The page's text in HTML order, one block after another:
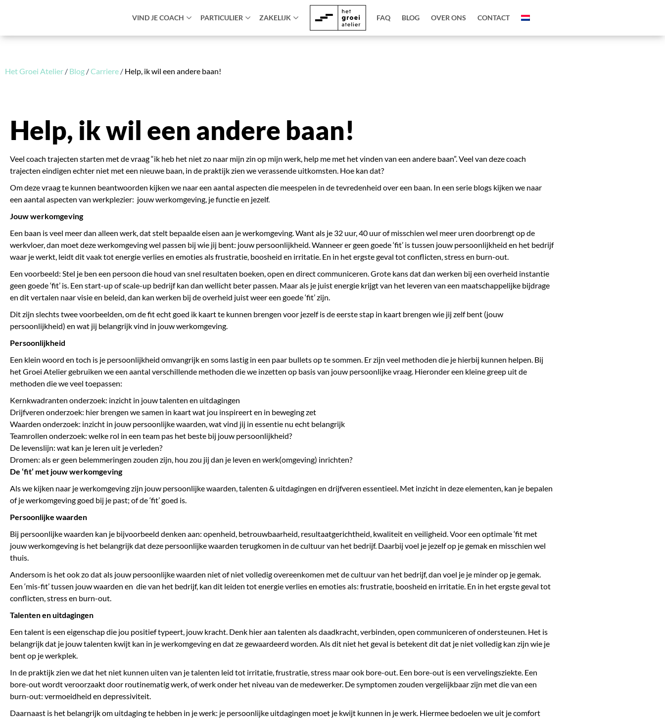
VIND JE COACH PARTICULIER ZAKELIJK FAQ BLOG OVER ONS CONTACT
Het Groei Atelier / Blog /Carriere / Help, ik wil een andere baan!
Help, ik wil een andere baan!
Veel coach trajecten starten met de vraag “ik heb het niet zo naar mijn zin op mijn werk, help me met het vinden van een andere baan”. Veel van deze coach
trajecten eindigen echter niet met een nieuwe baan, in de praktijk zien we verassende uitkomsten. Hoe kan dat?
Om deze vraag te kunnen beantwoorden kijken we naar een aantal aspecten die meespelen in de tevredenheid over een baan. In een serie blogs kijken we naar
een aantal aspecten van werkplezier: jouw werkomgeving, je functie en jezelf.
Jouw werkomgeving
Een baan is veel meer dan alleen werk, dat stelt bepaalde eisen aan je werkomgeving. Want als je 32 uur, 40 uur of misschien wel meer uren doorbrengt op de
werkvloer, dan moet deze werkomgeving wel passen bij wie jij bent: jouw persoonlijkheid. Wanneer er geen goede ‘fit’ is tussen jouw persoonlijkheid en het bedrijf
waar je werkt, leidt dit vaak tot energie verlies en emoties als frustratie, boosheid en irritatie. En in het ergste geval tot conflicten, stress en burn-out.
Een voorbeeld: Stel je ben een persoon die houd van snel resultaten boeken, open en direct communiceren. Grote kans dat dan werken bij een overheid instantie
geen goede ‘fit’ is. Een start-up of scale-up bedrijf kan dan wellicht beter passen. Maar als je juist energie krijgt van het leveren van een maatschappelijke bijdrage
en dit vertalen naar visie en beleid, dan kan werken bij de overheid juist weer een goede ‘fit’ zijn.
Dit zijn slechts twee voorbeelden, om de fit echt goed ik kaart te kunnen brengen voor jezelf is de eerste stap in kaart brengen wie jij zelf bent (jouw
persoonlijkheid) en wat jij belangrijk vind in jouw werkomgeving.
Persoonlijkheid
Een klein woord en toch is je persoonlijkheid omvangrijk en soms lastig in een paar bullets op te sommen. Er zijn veel methoden die je hierbij kunnen helpen. Bij
het Groei Atelier gebruiken we een aantal verschillende methoden die we inzetten op basis van jouw persoonlijke vraag. Hieronder een kleine greep uit de
methoden die we veel toepassen:
Kernkwadranten onderzoek: inzicht in jouw talenten en uitdagingen
Drijfveren onderzoek: hier brengen we samen in kaart wat jou inspireert en in beweging zet
Waarden onderzoek: inzicht in jouw persoonlijke waarden, wat vind jij in essentie nu echt belangrijk
Teamrollen onderzoek: welke rol in een team pas het beste bij jouw persoonlijkheid?
De levenslijn: wat kan je leren uit je verleden?
Dromen: als er geen belemmeringen zouden zijn, hou zou jij dan je leven en werk(omgeving) inrichten?
De ‘fit’ met jouw werkomgeving
Als we kijken naar je werkomgeving zijn jouw persoonlijke waarden, talenten & uitdagingen en drijfveren essentieel. Met inzicht in deze elementen, kan je bepalen
of je werkomgeving goed bij je past; of de ‘fit’ goed is.
Persoonlijke waarden
Bij persoonlijke waarden kan je bijvoorbeeld denken aan: openheid, betrouwbaarheid, resultaatgerichtheid, kwaliteit en veiligheid. Voor een optimale ‘fit met
jouw werkomgeving is het belangrijk dat deze persoonlijke waarden terugkomen in de cultuur van het bedrijf. Daarbij voel je jezelf op je gemak en misschien wel
thuis.
Andersom is het ook zo dat als jouw persoonlijke waarden niet of niet volledig overeenkomen met de cultuur van het bedrijf, dan voel je je minder op je gemak.
Een ‘mis-fit’ tussen jouw waarden en die van het bedrijf, kan dit leiden tot energie verlies en emoties als: frustratie, boosheid en irritatie. En in het ergste geval tot
conflicten, stress en burn-out.
Talenten en uitdagingen
Een talent is een eigenschap die jou positief typeert, jouw kracht. Denk hier aan talenten als daadkracht, verbinden, open communiceren of ondersteunen. Het is
belangrijk dat je jouw talenten kwijt kan in je werkomgeving en dat ze gewaardeerd worden. Als dit niet het geval is betekent dit dat je niet volledig kan zijn wie je
bent op je werkplek.
In de praktijk zien we dat het niet kunnen uiten van je talenten leid tot irritatie, frustratie, stress maar ook bore-out. Een bore-out is een vervelingsziekte. Een
bore-out wordt veroorzaakt door routinematig werk, of werk onder het niveau van de medewerker. De symptomen zouden vergelijkbaar zijn met die van een
burn-out: vermoeidheid en depressiviteit.
Daarnaast is het belangrijk om uitdaging te hebben in je werk: je persoonlijke uitdagingen moet je kwijt kunnen in je werk. Hiermee bedoelen we uit je comfort